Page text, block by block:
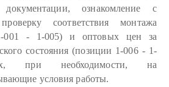
ознакомление с
соответствия монтажа
001 - 1-005) и оптовых цен за
состояния (позиции 1-006 - 1-
при необходимости, на
условия работы.